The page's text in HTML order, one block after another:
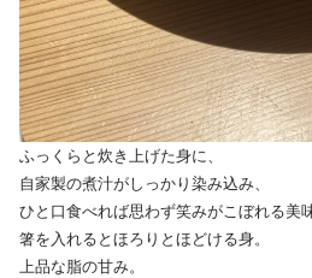
ふっくらと炊き上げた身に、
自家製の煮汁がしっかり染み込み、
ひと口食べれば思わず笑みがこぼれる美
箸を入れるとほろりとほどける身。
上品な脂の甘み。